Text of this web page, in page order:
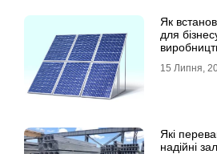
Як
для
15 Липня,
Які
надійні